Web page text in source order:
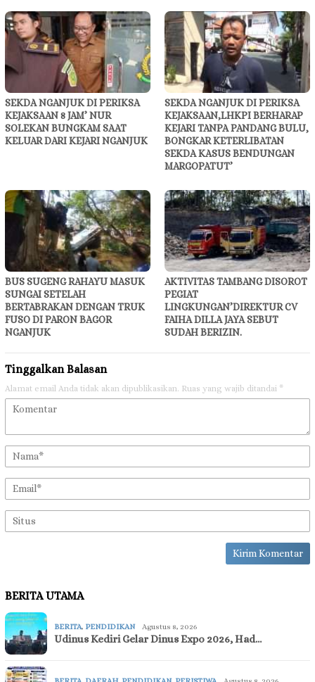
SEKDA NGANJUK DI PERIKSA
KEJAKSAAN 8 JAM’ NUR
SOLEKAN BUNGKAM SAAT
KELUAR DARI KEJARI NGANJUK
SEKDA NGANJUK DI PERIKSA
KEJAKSAAN,LHKPI BERHARAP
KEJARI TANPA PANDANG BULU,
BONGKAR KETERLIBATAN
SEKDA KASUS BENDUNGAN
MARGOPATUT’
BUS SUGENG RAHAYU MASUK
SUNGAI SETELAH
BERTABRAKAN DENGAN TRUK
FUSO DI PARON BAGOR
NGANJUK
AKTIVITAS TAMBANG DISOROT
PEGIAT
LINGKUNGAN’DIREKTUR CV
FAIHA DILLA JAYA SEBUT
SUDAH BERIZIN.
Tinggalkan Balasan
Alamat email Anda tidak akan dipublikasikan. Ruas yang wajib ditandai *
BERITA UTAMA
BERITA, PENDIDIKAN Agustus 8, 2026
Udinus Kediri Gelar Dinus Expo 2026, Had…